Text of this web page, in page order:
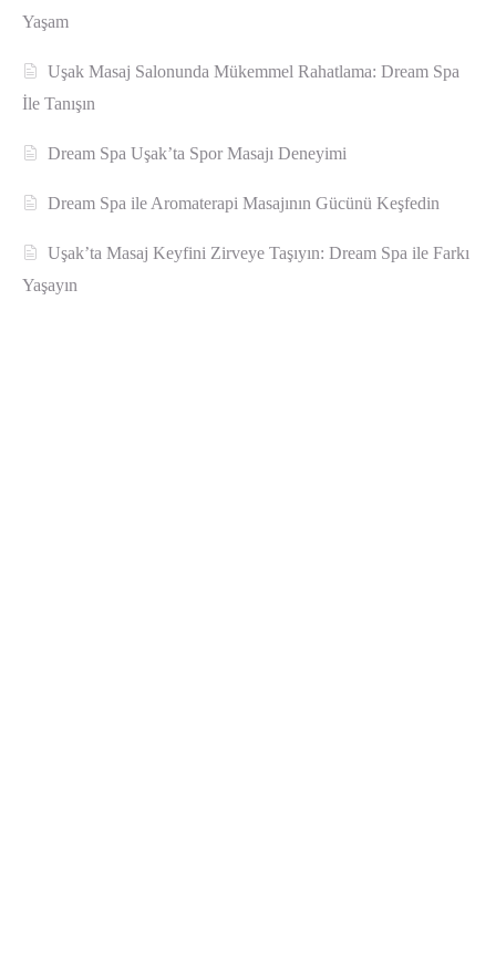
Yaşam
Uşak Masaj Salonunda Mükemmel Rahatlama: Dream Spa
İle Tanışın
Dream Spa Uşak’ta Spor Masajı Deneyimi
Dream Spa ile Aromaterapi Masajının Gücünü Keşfedin
Uşak’ta Masaj Keyfini Zirveye Taşıyın: Dream Spa ile Farkı
Yaşayın